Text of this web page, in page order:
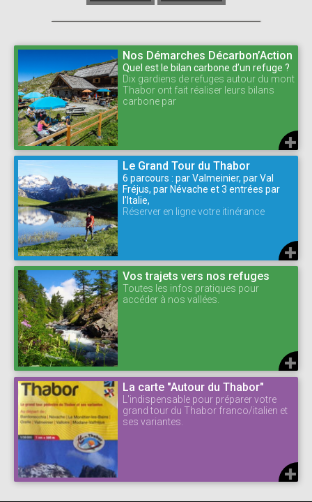
Nos Démarches Décarbon’Action
Quel est le bilan carbone d’un refuge ?
Dix gardiens de refuges autour du mont
Thabor ont fait réaliser leurs bilans
carbone par
Le Grand Tour du Thabor
6 parcours : par Valmeinier, par Val
Fréjus, par Névache et 3 entrées par
l'Italie,
Réserver en ligne votre itinérance
Vos trajets vers nos refuges
Toutes les infos pratiques pour
accéder à nos vallées.
La carte "Autour du Thabor"
L'indispensable pour préparer votre
grand tour du Thabor franco/italien et
ses variantes.